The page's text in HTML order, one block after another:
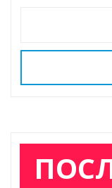
ss
ki
p